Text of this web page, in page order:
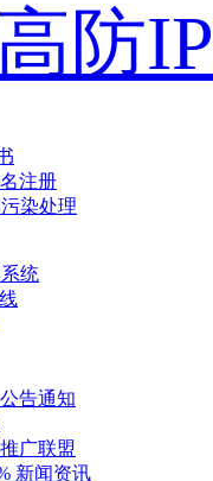
防IP
注册
染处理
统
公告通知
推广联盟
新闻资讯